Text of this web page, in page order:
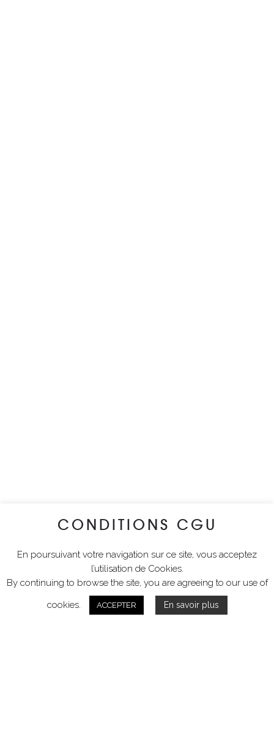
CONDITIONS CGU
En poursuivant votre navigation sur ce site, vous acceptez
l’utilisation de Cookies.
By continuing to browse the site, you are agreeing to our use of
cookies.
ACCEPTER En savoir plus